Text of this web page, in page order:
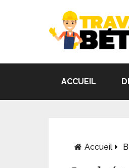
ACCUEIL
Accueil